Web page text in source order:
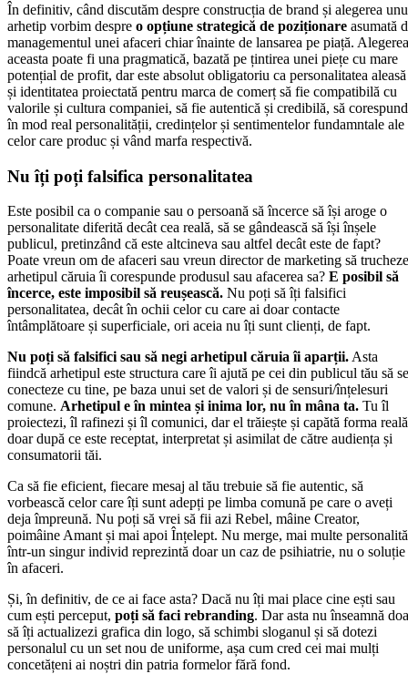
În definitiv, când discutăm despre construcția de brand și alegerea
arhetip vorbim despre o opțiune strategică de poziționare asumată
managementul unei afaceri chiar înainte de lansarea pe piață. Alegerea
aceasta poate fi una pragmatică, bazată pe țintirea unei piețe cu mare
potențial de profit, dar este absolut obligatoriu ca personalitatea aleasă
și identitatea proiectată pentru marca de comerț să fie compatibilă cu
valorile și cultura companiei, să fie autentică și credibilă, să
în mod real personalității, credințelor și sentimentelor fundamntale ale
celor care produc și vând marfa respectivă.
Nu îți poți falsifica personalitatea
Este posibil ca o companie sau o persoană să încerce să își aroge o
personalitate diferită decât cea reală, să se gândească să își înșele
publicul, pretinzând că este altcineva sau altfel decât este de fapt?
Poate vreun om de afaceri sau vreun director de marketing să trucheze
arhetipul căruia îi corespunde produsul sau afacerea sa? E posibil să
încerce, este imposibil să reușească. Nu poți să îți falsifici
personalitatea, decât în ochii celor cu care ai doar contacte
întâmplătoare și superficiale, ori aceia nu îți sunt clienți, de fapt.
Nu poți să falsifici sau să negi arhetipul căruia îi aparții. Asta
fiindcă arhetipul este structura care îi ajută pe cei din publicul tău să se
conecteze cu tine, pe baza unui set de valori și de sensuri/înțelesuri
comune. Arhetipul e în mintea și inima lor, nu în mâna ta. Tu îl
proiectezi, îl rafinezi și îl comunici, dar el trăiește și capătă forma reală
doar după ce este receptat, interpretat și asimilat de către audiența și
consumatorii tăi.
Ca să fie eficient, fiecare mesaj al tău trebuie să fie autentic, să
vorbească celor care îți sunt adepți pe limba comună pe care o aveți
deja împreună. Nu poți să vrei să fii azi Rebel, mâine Creator,
poimâine Amant și mai apoi Înțelept. Nu merge, mai multe
într-un singur individ reprezintă doar un caz de psihiatrie, nu o soluție
în afaceri.
Și, în definitiv, de ce ai face asta? Dacă nu îți mai place cine ești sau
cum ești perceput, poți să faci rebranding. Dar asta nu înseamnă
să îți actualizezi grafica din logo, să schimbi sloganul și să dotezi
personalul cu un set nou de uniforme, așa cum cred cei mai mulți
concetățeni ai noștri din patria formelor fără fond.